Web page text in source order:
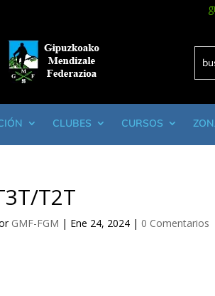
CLUBES CURSOS
T2T
GMF-FGM | Ene 24, 2024 | 0 Comentarios